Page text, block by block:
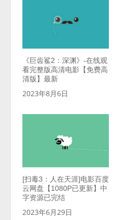
《巨齿鲨2：深渊》-在线观
看完整版高清电影【免费高
清版】最新
2023年8月6日
[扫毒3：人在天涯]电影百度
云网盘【1080P已更新】中
字资源已完结
2023年6月29日